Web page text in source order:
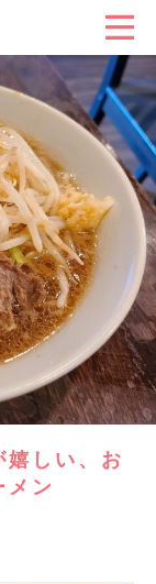
嬉しい、お
メン